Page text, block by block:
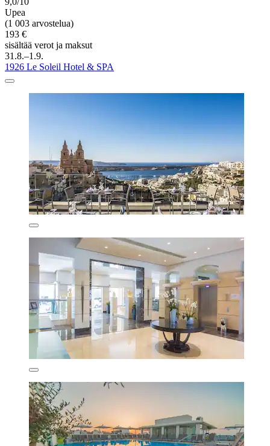
Upea
(1 003 arvostelua)
193 €
sisältää verot ja maksut
31.8.–1.9.
1926 Le Soleil Hotel & SPA